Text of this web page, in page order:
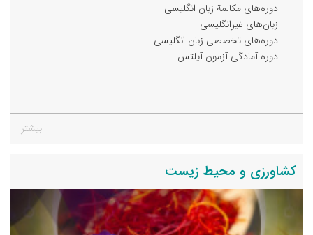
دوره‌های مکالمة زبان انگلیسی
زبان‌های غیرانگلیسی
دوره‌های تخصصی زبان انگلیسی
دوره آمادگی آزمون آیلتس
بیشتر
کشاورزی و محیط زیست